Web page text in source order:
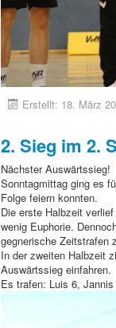
Erstellt: 18. März
2. Sieg im 2.
Nächster Auswärtssieg!
Sonntagmittag ging es
Folge feiern konnten.
Die erste Halbzeit
wenig Euphorie.
gegnerische Zeitstrafen
In der zweiten Halbzeit
Auswärtssieg einfahren.
Es trafen: Luis 6,